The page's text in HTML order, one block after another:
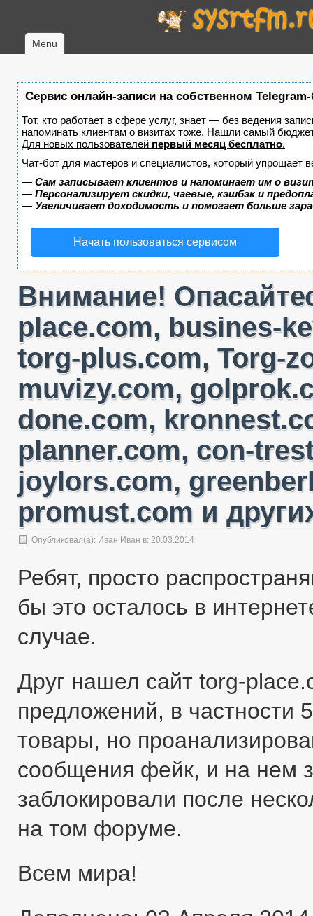
Menu
Сервис онлайн-записи на собственном Telegram-
Тот, кто работает в сфере услуг, знает — без ведения
напоминать клиентам о визитах тоже. Нашли самый
Для новых пользователей первый месяц бесплатно.
Чат-бот для мастеров и специалистов, который упрощает
— Сам записывает клиентов и напоминает им о
— Персонализирует скидки, чаевые, кэшбэк и
— Увеличивает доходимость и помогает больше
Начать пользоваться сервисом
Внимание!
place.com, busines-
torg-plus.com, Torg-
muvizy.com,
done.com,
planner.com, con-
joylors.com,
promust.com и
Опубликовал(а): Иван Иван в: 20.03.2014
Ребят, просто
бы это осталось в
случае.
Друг нашел сайт torg-
предложений, в частности
товары, но
сообщения фейк, и на нем
заблокировали после
на том форуме.
Всем мира!